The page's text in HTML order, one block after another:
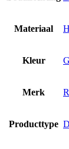
Materiaal
Kleur
Merk
Producttype